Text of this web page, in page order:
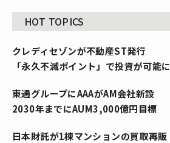
HOT TOPICS
クレディセゾンが不動産ST発行
「永久不滅ポイント」で投資が可能に
東通グループにAAAがAM会社新設
2030年までにAUM3,000億円目標
日本財託が1棟マンションの買取再販